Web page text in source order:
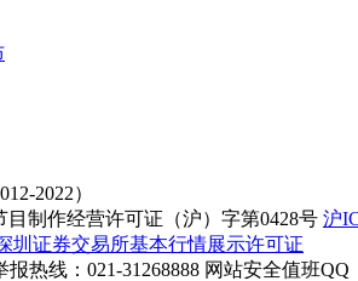
2022）
目制作经营许可证（沪）字第0428号 沪
圳证券交易所基本行情展示许可证
热线：021-31268888 网站安全值班QQ